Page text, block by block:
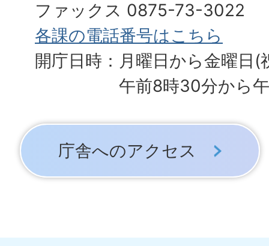
ファックス 0875-73-3022
各課の電話番号はこちら
開庁日時：月曜日から金曜日(
午前8時30分から
庁舎へのアクセス